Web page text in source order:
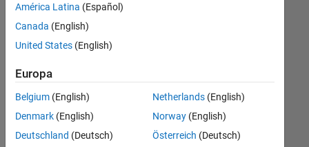
es
keine
offenen
Stellen,
Ihren
Suchkriterien
entsprechen.
können
América Latina (Español)
Canada (English)
United States (English)
Europa
Belgium (English)
Denmark (English)
Deutschland (Deutsch)
Netherlands(English)
Norway(English)
Österreich (Deutsch)